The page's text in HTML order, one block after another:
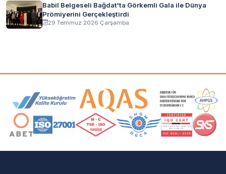
Babil Belgeseli Bağdat'ta Görkemli Gala ile Dünya
Prömiyerini Gerçekleştirdi
29 Temmuz 2026 Çarşamba
Akreditasyon ve Üyelik Logoları